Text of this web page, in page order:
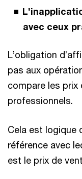
avec ceux
L’obligation
pas aux
compare les prix
professionnels.
Cela est logique
référence avec
est le prix de